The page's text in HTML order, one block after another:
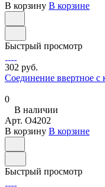
В корзину В корзине
Быстрый просмотр
302 руб.
Соединение ввертное с
0
В наличии
Арт. O4202
В корзину В корзине
Быстрый просмотр